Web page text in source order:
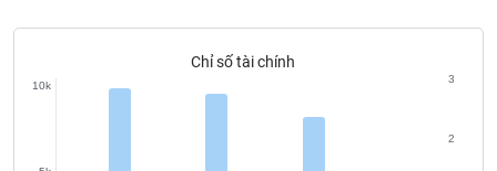
Chỉ số tài chính
10k
2
3